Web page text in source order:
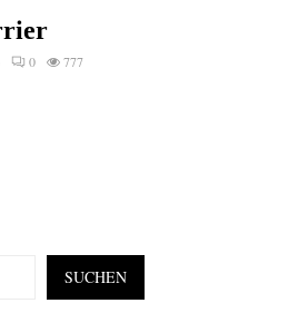
0 777
SUCHEN